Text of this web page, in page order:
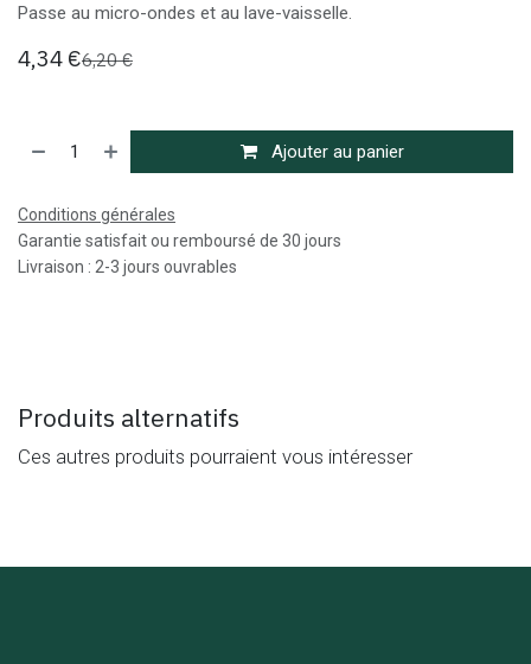
Passe au micro-ondes et au lave-vaisselle.
4,34 €6,20€
Ajouter au panier
Conditions générales
Garantie satisfait ou remboursé de 30 jours
Livraison : 2-3 jours ouvrables
Produits alternatifs
Ces autres produits pourraient vous intéresser